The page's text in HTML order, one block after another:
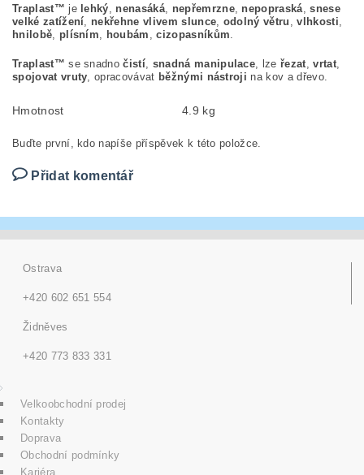
Traplast™ je lehký, nenasáká, nepřemrzne, nepopraská,snese
velké zatížení, nekřehne vlivem slunce, odolný větru ,vlhkosti,
hnilobě, plísním, houbám ,cizopasníkům.
Traplast™ se snadnočistí, snadná manipulace, lze řezat,vrtat,
spojovat vruty, opracovávat běžnými nástroji na kov a dřevo.
Hmotnost 4.9 kg
Buďte první, kdo napíše příspěvek k této položce.
Přidat komentář
Ostrava
+420 602 651 554
Židněves
+420 773 833 331
Velkoobchodní prodej
Kontakty
Doprava
Obchodní podmínky
Kariéra